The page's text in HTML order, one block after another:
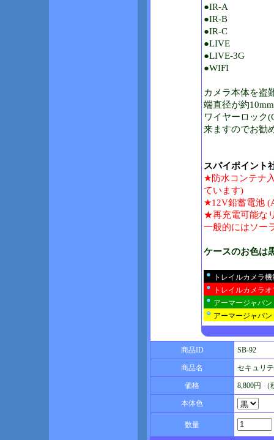
●IR-A
●IR-B
●IR-C
●LIVE
●LIVE-3G
●WIFI
カメラ本体を盗
端直径が約
ワイヤーロック
来ますのでお勧
スパイポイント
★防水コンテナ
ています)
★12V鉛蓄電池
★再充電可能な
一般的にはソー
ケースのお色は
トレイルカメラ
トレイルカメラ
アーマージャパ
アーマージャパ
商品ID SB-92
商品名 セキュリ
価格 8,800円 （
本体色
数量